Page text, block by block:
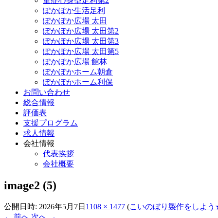
ぽかぽか生活足利
ぽかぽか広場 太田
ぽかぽか広場 太田第2
ぽかぽか広場 太田第3
ぽかぽか広場 太田第5
ぽかぽか広場 館林
ぽかぽかホーム朝倉
ぽかぽかホーム利保
お問い合わせ
総合情報
評価表
支援プログラム
求人情報
会社情報
代表挨拶
会社概要
image2 (5)
公開日時: 2026年5月7日 1108 × 1477 (こいのぼり製作をしよ